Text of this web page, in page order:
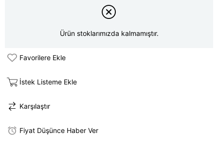
Ürün stoklarımızda kalmamıştır.
Favorilere Ekle
İstek Listeme Ekle
Karşılaştır
Fiyat Düşünce Haber Ver